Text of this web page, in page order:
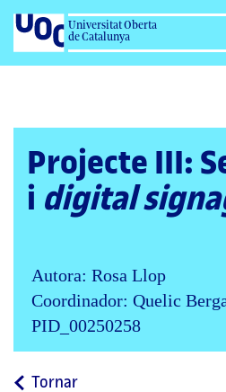
Universitat Oberta
de Catalunya
Projecte III:
i digital
Autora: Rosa Llop
Coordinador: Quelic
PID_00250258
Tornara